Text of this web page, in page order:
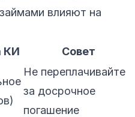
влияют на
КИ
Совет
Не переплачивайте
за досрочное
погашение